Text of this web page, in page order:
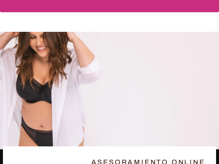
ASESORAMIENTO ONLINE